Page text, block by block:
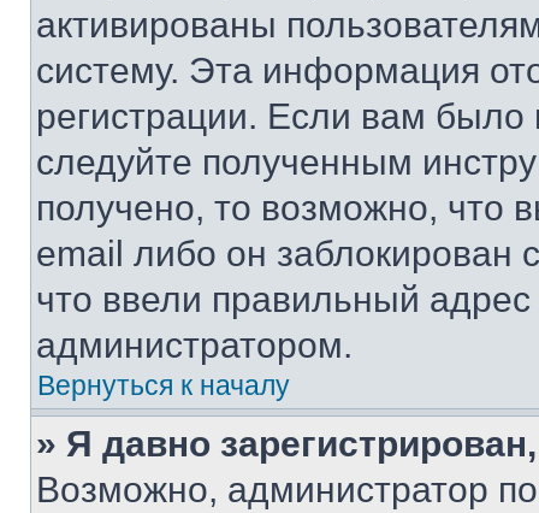
активированы
систему. Эта информация
регистрации. Если вам
следуйте полученным
получено, то возможно, что
email либо он
что ввели правильный адрес
администратором.
Вернуться к началу
» Я давно
Возможно, администратор